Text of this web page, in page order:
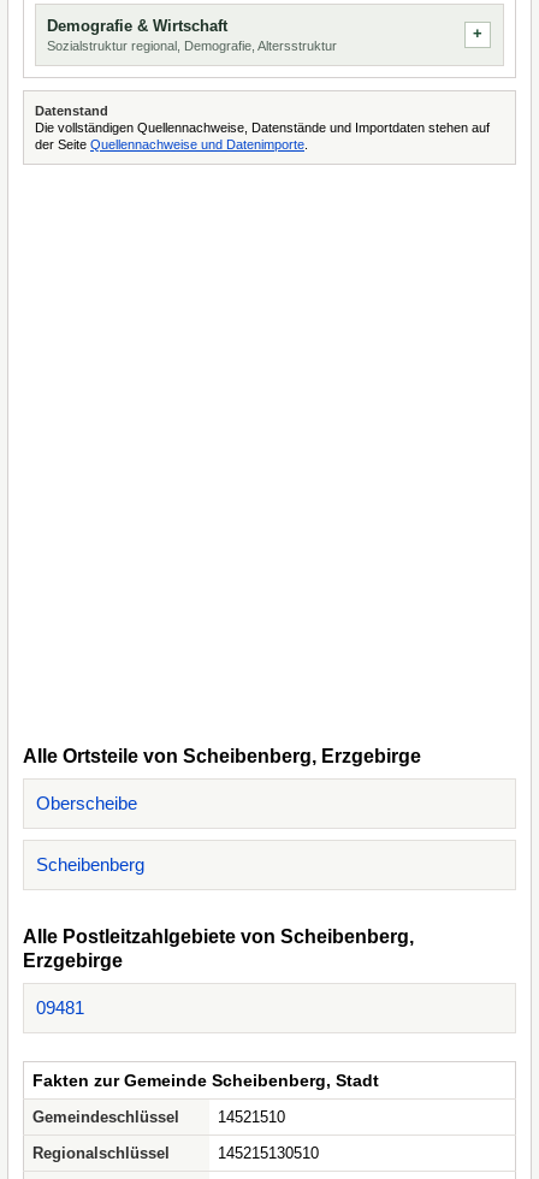
Demografie & Wirtschaft
Sozialstruktur regional, Demografie, Altersstruktur
Datenstand
Die vollständigen Quellennachweise, Datenstände und Importdaten stehen auf
der Seite Quellennachweise und Datenimporte
Alle Ortsteile von Scheibenberg, Erzgebirge
Oberscheibe
Scheibenberg
Alle Postleitzahlgebiete von Scheibenberg,
Erzgebirge
09481
Fakten zur Gemeinde Scheibenberg, Stadt
Gemeindeschlüssel
14521510
Regionalschlüssel
145215130510